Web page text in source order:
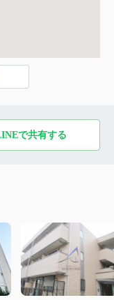
で共有する